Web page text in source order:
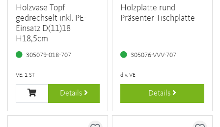
Holzvase Topf
gedrechselt inkl. PE-
Einsatz D(11)18
H18,5cm
305079-018-707
VE: 1 ST
Details
Holzplatte rund
Präsenter-Tischplatte
305076-VVV-707
div. VE
Details